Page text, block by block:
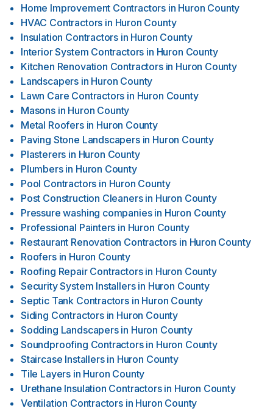
Home Improvement Contractors in Huron County
HVAC Contractors in Huron County
Insulation Contractors in Huron County
Interior System Contractors in Huron County
Kitchen Renovation Contractors in Huron County
Landscapers in Huron County
Lawn Care Contractors in Huron County
Masons in Huron County
Metal Roofers in Huron County
Paving Stone Landscapers in Huron County
Plasterers in Huron County
Plumbers in Huron County
Pool Contractors in Huron County
Post Construction Cleaners in Huron County
Pressure washing companies in Huron County
Professional Painters in Huron County
Restaurant Renovation Contractors in Huron County
Roofers in Huron County
Roofing Repair Contractors in Huron County
Security System Installers in Huron County
Septic Tank Contractors in Huron County
Siding Contractors in Huron County
Sodding Landscapers in Huron County
Soundproofing Contractors in Huron County
Staircase Installers in Huron County
Tile Layers in Huron County
Urethane Insulation Contractors in Huron County
Ventilation Contractors in Huron County